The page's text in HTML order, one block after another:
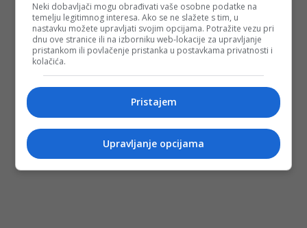
Neki dobavljači mogu obrađivati vaše osobne podatke na
temelju legitimnog interesa. Ako se ne slažete s tim, u
nastavku možete upravljati svojim opcijama. Potražite vezu pri
dnu ove stranice ili na izborniku web-lokacije za upravljanje
pristankom ili povlačenje pristanka u postavkama privatnosti i
kolačića.
Pristajem
Upravljanje opcijama